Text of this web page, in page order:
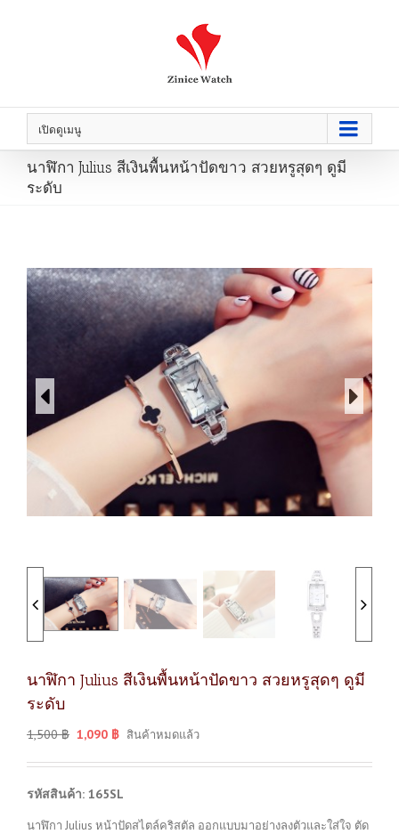
เปิดดูเมนู
นาฬิกา Julius สีเงินพื้นหน้าปัดขาว สวยหรูสุดๆ ดูมี
ระดับ
นาฬิกา Julius สีเงินพื้นหน้าปัดขาว สวยหรูสุดๆ ดูมี
ระดับ
1,500฿ 1,090 ฿ สินค้าหมดแล้ว
รหัสสินค้า: 165SL
นาฬิกา Julius หน้าปัดสไตล์คริสตัล ออกแบบมาอย่างลงตัวและใส่ใจ ตัด